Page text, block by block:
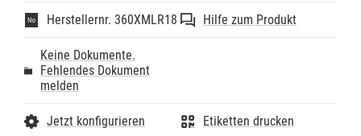
Herstellernr. 360XMLR18 Hilfe zum Produkt
Keine Dokumente.
Fehlendes Dokument
melden
Jetzt konfigurieren
Etiketten drucken